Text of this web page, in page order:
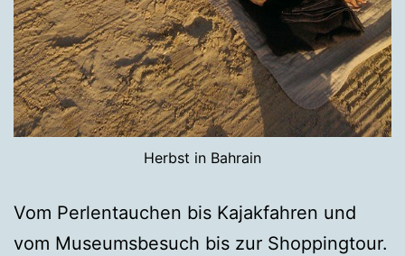
Herbst in Bahrain
Vom Perlentauchen bis Kajakfahren und
vom Museumsbesuch bis zur Shoppingtour.